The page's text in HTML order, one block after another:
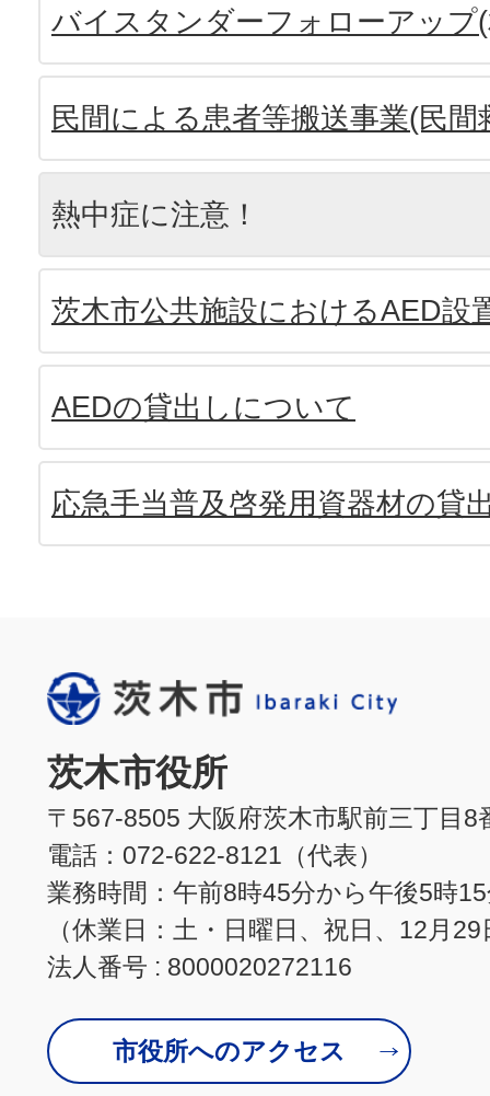
バイスタンダーフォローアップ
民間による患者等搬送事業(民間
熱中症に注意！
茨木市公共施設におけるAED設
AEDの貸出しについて
応急手当普及啓発用資器材の貸
茨木市役所
〒567-8505 大阪府茨木市駅前三丁目8
電話：072-622-8121（代表）
業務時間：午前8時45分から午後5時
（休業日：土・日曜日、祝日、12月
法人番号 : 8000020272116
市役所へのアクセス